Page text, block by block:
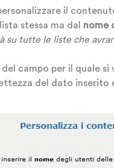
il
stessa ma dal nome
su tutte le liste che
campo per il quale
del dato inserito